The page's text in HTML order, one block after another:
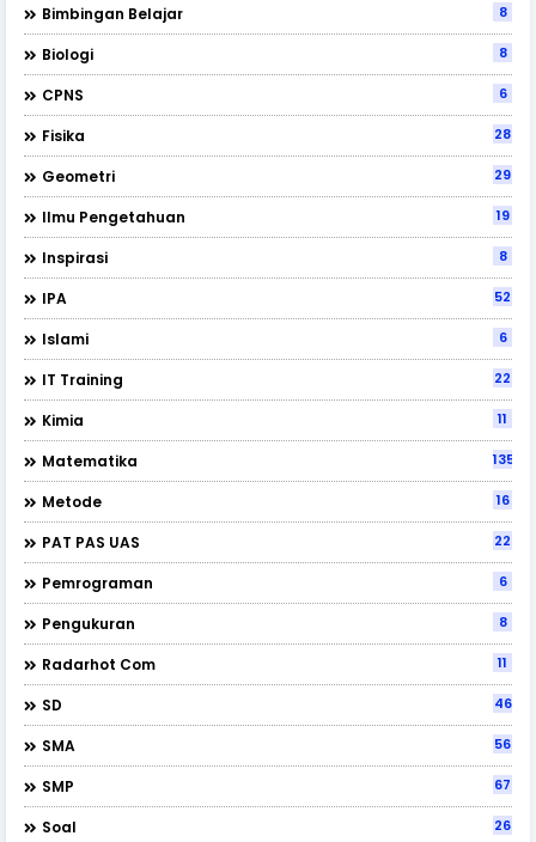
Bimbingan Belajar 8
Biologi 8
CPNS 6
Fisika 28
Geometri 29
Ilmu Pengetahuan 19
Inspirasi 8
IPA 52
Islami 6
IT Training 22
Kimia 11
Matematika 135
Metode 16
PAT PAS UAS 22
Pemrograman 6
Pengukuran 8
Radarhot Com 11
SD 46
SMA 56
SMP 67
Soal 26